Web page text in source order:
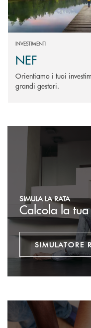
INVESTIMENTI
NEF
Orientiamo i tuoi
grandi gestori.
SIMULA LA RATA
Calcola la
SIMULATORE
Diventa socio